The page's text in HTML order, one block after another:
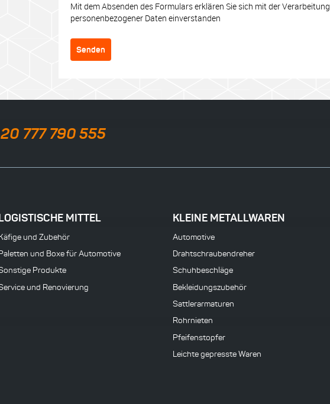
Mit dem Absenden des Formulars erklären Sie sich mit der Verarbeitung
personenbezogener Daten einverstanden
Senden
777 790 555
MITTEL
und Zubehör
und Boxe für Automotive
Produkte
und Renovierung
KLEINE METALLWAREN
Automotive
Drahtschraubendreher
Schuhbeschläge
Bekleidungszubehör
Sattlerarmaturen
Rohrnieten
Pfeifenstopfer
Leichte gepresste Waren